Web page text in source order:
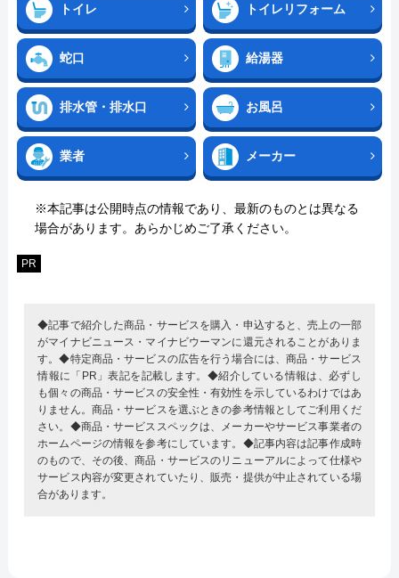
トイレ トイレリフォーム
蛇口 給湯器
排水管・排水口 お風呂
業者 メーカー
※本記事は公開時点の情報であり、最新のものとは異なる
場合があります。あらかじめご了承ください。
PR
◆記事で紹介した商品・サービスを購入・申込すると、売上の一部
がマイナビニュース・マイナビウーマンに還元されることがありま
す。◆特定商品・サービスの広告を行う場合には、商品・サービス
情報に「PR」表記を記載します。◆紹介している情報は、必ずし
も個々の商品・サービスの安全性・有効性を示しているわけではあ
りません。商品・サービスを選ぶときの参考情報としてご利用くだ
さい。◆商品・サービススペックは、メーカーやサービス事業者の
ホームページの情報を参考にしています。◆記事内容は記事作成時
のもので、その後、商品・サービスのリニューアルによって仕様や
サービス内容が変更されていたり、販売・提供が中止されている場
合があります。